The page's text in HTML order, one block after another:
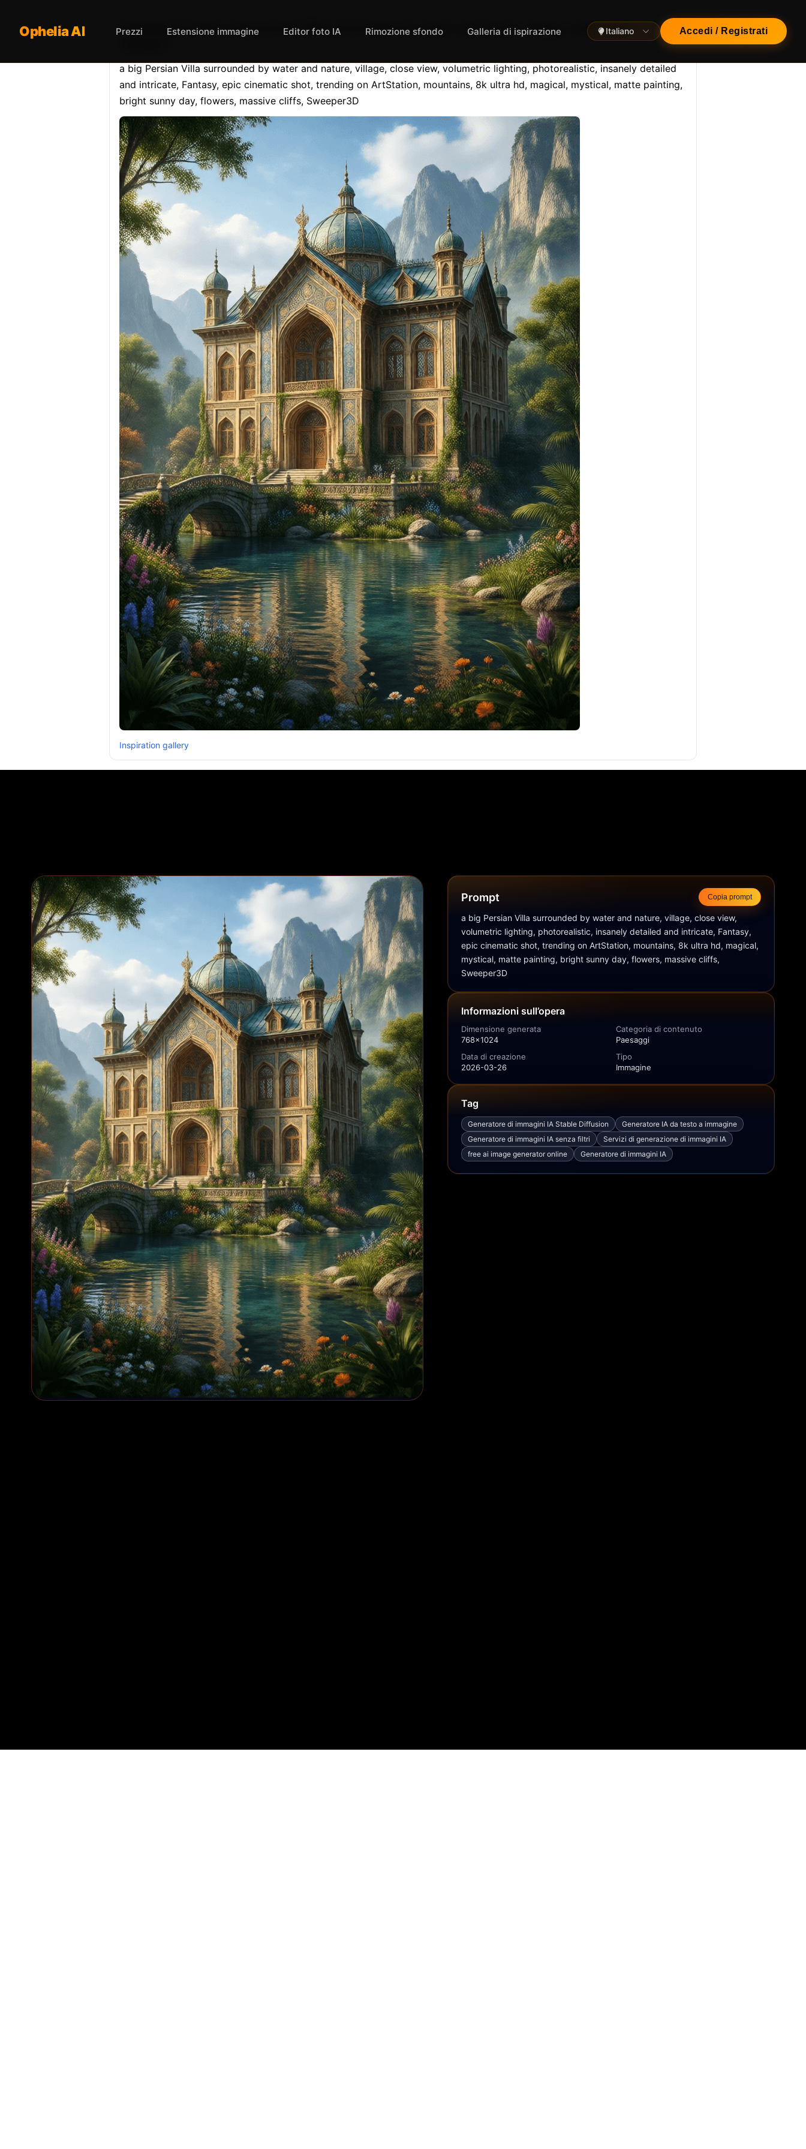
Opheliaai prompt:a big Persian Villa surrounded by water and nature, village, close view,
a big Persian Villa surrounded by water and nature, village, close view, volumetric lighting, photorealistic, insanely detailed
and intricate, Fantasy, epic cinematic shot, trending on ArtStation, mountains, 8k ultra hd, magical, mystical, matte painting,
bright sunny day, flowers, massive cliffs, Sweeper3D
Inspiration gallery
Ophelia AI Prezzi Estensione immagine Editor foto IA Rimozione sfondo Galleria di ispirazione Italiano Accedi / Registrati
Prompt Copia prompt
a big Persian Villa surrounded by water and nature, village, close view,
volumetric lighting, photorealistic, insanely detailed and intricate, Fantasy,
epic cinematic shot, trending on ArtStation, mountains, 8k ultra hd, magical,
mystical, matte painting, bright sunny day, flowers, massive cliffs,
Sweeper3D
Informazioni sull’opera
Dimensione generata
768x1024
Categoria di contenuto
Paesaggi
Data di creazione
2026-03-26
Tipo
Immagine
Tag
Generatore di immagini IA Stable Diffusion
Generatore IA da testo a immagine
Generatore di immagini IA senza filtri
Servizi di generazione di immagini IA
free ai image generator online
Generatore di immagini IA